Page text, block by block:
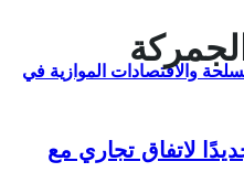
والاقتصادات الموازية في
لاتفاق تجاري مع